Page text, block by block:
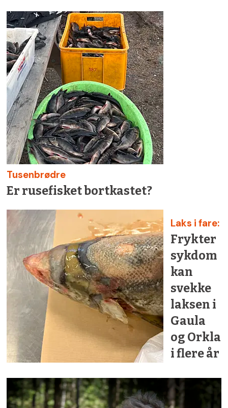
Tusenbrødre
Er rusefisket bortkastet?
Laks i fare:
Frykter
sykdom
kan
svekke
laksen i
Gaula
og Orkla
i flere år